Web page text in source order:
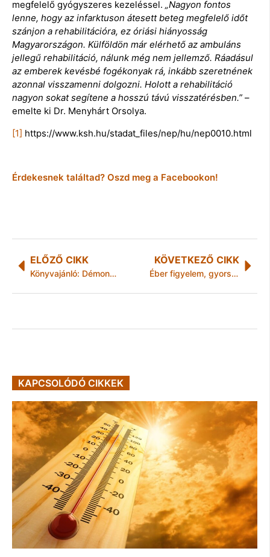
megfelelő gyógyszeres kezeléssel. „Nagyon fontos
lenne, hogy az infarktuson átesett beteg megfelelő időt
szánjon a rehabilitációra, ez óriási hiányosság
Magyarországon. Külföldön már elérhető az ambuláns
jellegű rehabilitáció, nálunk még nem jellemző. Ráadásul
az emberek kevésbé fogékonyak rá, inkább szeretnének
azonnal visszamenni dolgozni. Holott a rehabilitáció
nagyon sokat segítene a hosszú távú visszatérésben.” –
emelte ki Dr. Menyhárt Orsolya.
[1] https://www.ksh.hu/stadat_files/nep/hu/nep0010.html
Érdekesnek találtad? Oszd meg a Facebookon!
ELŐZŐ CIKK
Könyvajánló: Démonok és varázslények uralják a pszichológusnő új regényét
KÖVETKEZŐ CIKK
Éber figyelem, gyors segítség
KAPCSOLÓDÓ CIKKEK